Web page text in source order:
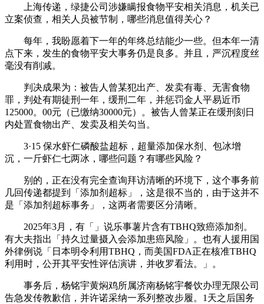
上海传递，绿捷公司涉嫌瞒报食物平安相关消息，机关已
立案侦查，相关人员被节制，哪些消息值得关心？
每年，我盼愿着下一年的年终总结能少一些。但本年一清
点下来，发生的食物平安大事务仍是良多。并且，严沉程度丝
毫没有削减。
判决成果为：被告人曾某犯出产、发卖有毒、无害食物
罪，判处有期徒刑一年，缓刑二年，并惩罚金人平易近币
125000。00元（已缴纳30000元）。被告人曾某正在缓刑刻日
内处置食物出产、发卖及相关勾当。
3·15 保水虾仁磷酸盐超标，超量添加保水剂、包冰增
沉，一斤虾仁七两冰，哪些问题？有哪些风险？
别的，正在没有完全查询拜访清晰的环境下，这个事务前
几回传递都提到「添加剂超标」，这是很不当的，由于这并不
是「添加剂超标事务」，这两者需要区分清晰。
2025年3月，有「」说乐事薯片含有TBHQ致癌添加剂。
有大夫指出「持久过量摄入会添加患癌风险」。也有人援用国
外律例说「日本明令利用TBHQ，而美国FDA正在核准TBHQ
利用时，公开其平安性评估演讲，并收罗看法。」。
事务后，杨铭宇黄焖鸡所属济南杨铭宇餐饮办理无限公司
告急发传教歉信，并许诺采纳一系列整改步履。1天之后国务